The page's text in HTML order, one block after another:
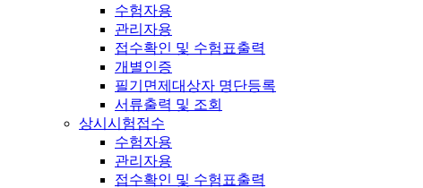
수험자용
관리자용
접수확인 및 수험표출력
개별인증
필기면제대상자 명단등록
서류출력 및 조회
상시시험접수
수험자용
관리자용
접수확인 및 수험표출력